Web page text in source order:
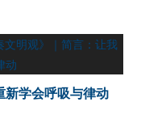
新学会呼吸与律动